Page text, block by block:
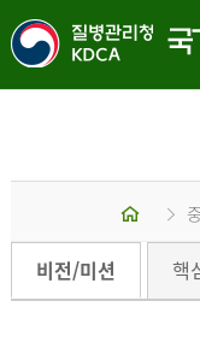
비전/미션 핵